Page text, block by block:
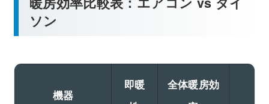
ソン
機器
即暖
全体暖房効